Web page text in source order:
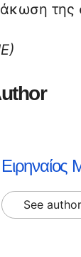
της
Ειρηναίος
See